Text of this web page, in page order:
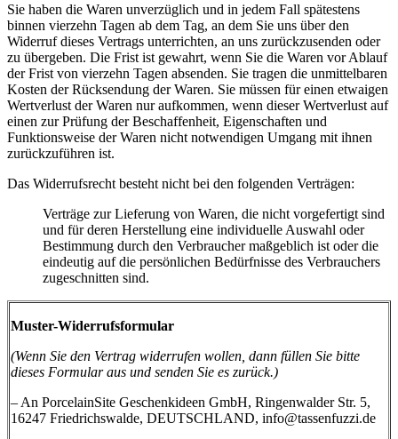
Sie haben die Waren unverzüglich und in jedem Fall spätestens
binnen vierzehn Tagen ab dem Tag, an dem Sie uns über den
Widerruf dieses Vertrags unterrichten, an uns zurückzusenden oder
zu übergeben. Die Frist ist gewahrt, wenn Sie die Waren vor Ablauf
der Frist von vierzehn Tagen absenden. Sie tragen die unmittelbaren
Kosten der Rücksendung der Waren. Sie müssen für einen etwaigen
Wertverlust der Waren nur aufkommen, wenn dieser Wertverlust auf
einen zur Prüfung der Beschaffenheit, Eigenschaften und
Funktionsweise der Waren nicht notwendigen Umgang mit ihnen
zurückzuführen ist.
Das Widerrufsrecht besteht nicht bei den folgenden Verträgen:
Verträge zur Lieferung von Waren, die nicht vorgefertigt sind
und für deren Herstellung eine individuelle Auswahl oder
Bestimmung durch den Verbraucher maßgeblich ist oder die
eindeutig auf die persönlichen Bedürfnisse des Verbrauchers
zugeschnitten sind.
Muster-Widerrufsformular
(Wenn Sie den Vertrag widerrufen wollen, dann füllen Sie bitte
dieses Formular aus und senden Sie es zurück.)
– An PorcelainSite Geschenkideen GmbH, Ringenwalder Str. 5,
16247 Friedrichswalde, DEUTSCHLAND, info@tassenfuzzi.de